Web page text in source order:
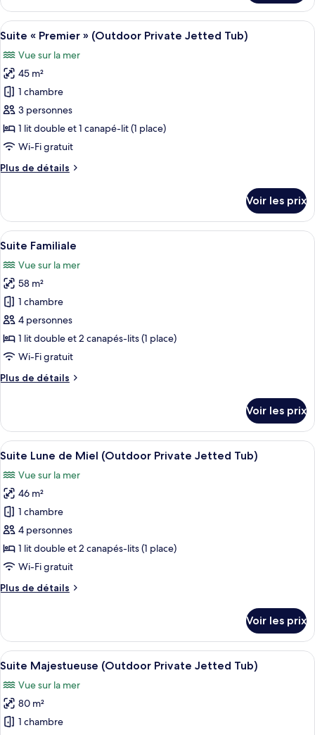
Outdoor
Private
Jetted
Tub)
le
type
de
Suite
(Petit
Outdoor
Private
Jetted
Tub)
Afficher
toutes
les
photos
pour
ce
type
de
chambre :
Suite
»
(Outdoor
Private
Jetted
Tub)
Une pièce moderne et minimaliste,
13
Suite « Premier » (Outdoor Private Jetted Tub)
Vue sur la mer
45 m²
1 chambre
3 personnes
1 lit double et 1 canapé-lit (1 place)
Wi-Fi gratuit
Plus de détails
Plus
le
type
de
Suite
«
Premier
(Outdoor
Private
Jetted
Tub)
Voir les prix
Afficher
toutes
les
photos
pour
ce
type
de
chambre :
Suite
Une cuisine de taille réduite avec
8
Suite Familiale
Vue sur la mer
58 m²
1 chambre
4 personnes
1 lit double et 2 canapés-lits (1 place)
Wi-Fi gratuit
Plus de détails
Plus
le
type
de
Suite
Familiale
Voir les prix
Afficher
toutes
les
photos
pour
ce
type
de
chambre :
Suite
Miel
(Outdoor
Private
Jetted
Tub)
Un bain à remous avec vue sur un
50
Suite Lune de Miel (Outdoor Private Jetted Tub)
Vue sur la mer
46 m²
1 chambre
4 personnes
1 lit double et 2 canapés-lits (1 place)
Wi-Fi gratuit
Plus de détails
Plus
le
type
de
Suite
Lune
de
Miel
Voir les prix
Afficher
toutes
les
photos
pour
Un salon moderne et bien éclairé,
43
Suite Majestueuse (Outdoor Private Jetted Tub)
Vue sur la mer
80 m²
1 chambre